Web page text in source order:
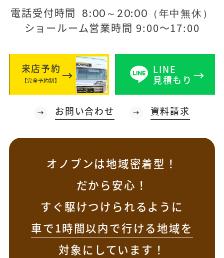
電話受付時間 8:00～20:00（年中無休）
ショールーム営業時間 9:00～17:00
来店予約
【完全予約制】
LINE
見積もり
お問い合わせ 資料請求
オノブンは地域密着型！
だから安心！
すぐ駆けつけられるように
車で1時間以内で行ける地域を
対象にしています！